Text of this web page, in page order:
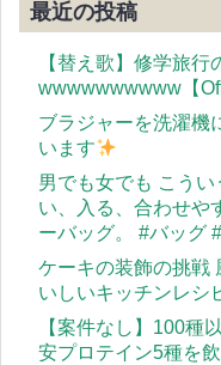
最近の投稿
【替え歌】修学旅行
wwwwwwwwww【
ブラジャーを洗濯機
います
男でも女でも こう
い、入る、合わせや
ーバッグ。 #バッグ
ケーキの装飾の挑戦
いしいキッチンレシ
【案件なし】100種
安プロテイン5種を